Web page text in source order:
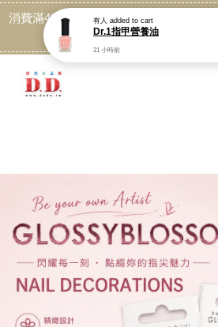
消費滿499免運喔, 記得加
您的購物車目前